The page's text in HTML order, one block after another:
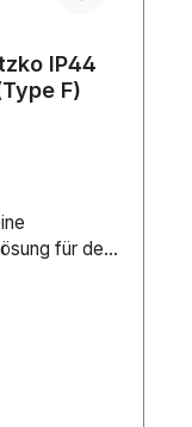
IP44
F)
für den